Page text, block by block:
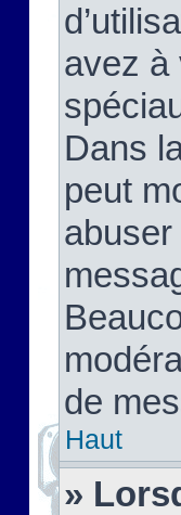
avez à
Dans
peut
de
Haut
»